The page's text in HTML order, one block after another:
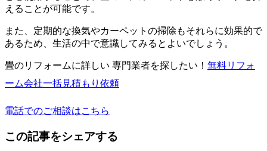
えることが可能です。
また、定期的な換気やカーペットの掃除もそれらに効果的で
あるため、生活の中で意識してみるとよいでしょう。
畳のリフォームに詳しい 専門業者を探したい！ 無料リフォ
ーム会社一括見積もり依頼
電話でのご相談はこちら
この記事をシェアする